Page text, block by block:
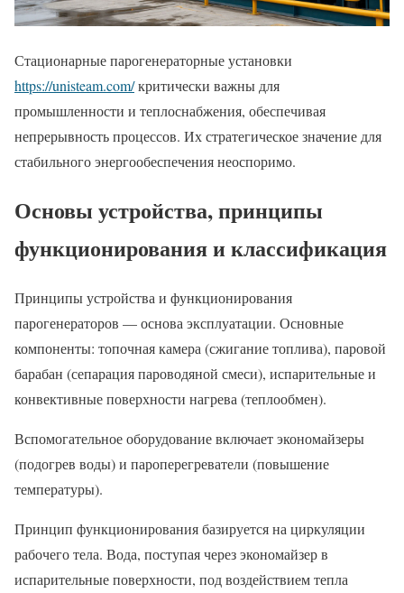
Стационарные парогенераторные установки
https://unisteam.com/критически важны для
промышленности и теплоснабжения, обеспечивая
непрерывность процессов. Их стратегическое значение для
стабильного энергообеспечения неоспоримо.
Основы устройства, принципы
функционирования и классификация
Принципы устройства и функционирования
парогенераторов — основа эксплуатации. Основные
компоненты: топочная камера (сжигание топлива), паровой
барабан (сепарация пароводяной смеси), испарительные и
конвективные поверхности нагрева (теплообмен).
Вспомогательное оборудование включает экономайзеры
(подогрев воды) и пароперегреватели (повышение
температуры).
Принцип функционирования базируется на циркуляции
рабочего тела. Вода, поступая через экономайзер в
испарительные поверхности, под воздействием тепла